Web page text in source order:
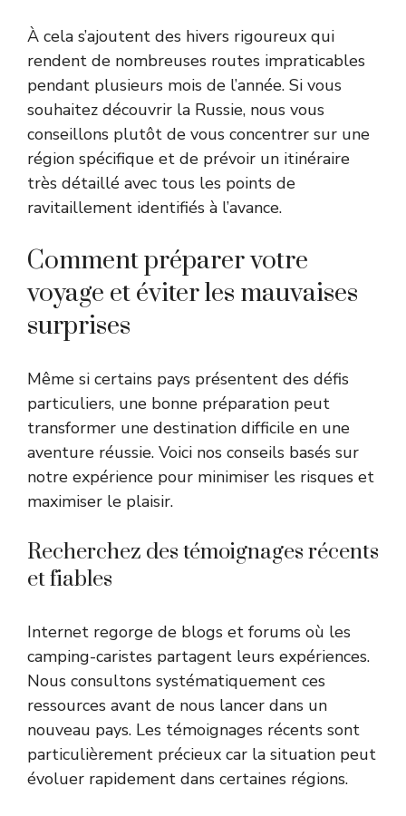
À cela s’ajoutent des hivers rigoureux qui
rendent de nombreuses routes impraticables
pendant plusieurs mois de l’année. Si vous
souhaitez découvrir la Russie, nous vous
conseillons plutôt de vous concentrer sur une
région spécifique et de prévoir un itinéraire
très détaillé avec tous les points de
ravitaillement identifiés à l’avance.
Comment préparer votre
voyage et éviter les mauvaises
surprises
Même si certains pays présentent des défis
particuliers, une bonne préparation peut
transformer une destination difficile en une
aventure réussie. Voici nos conseils basés sur
notre expérience pour minimiser les risques et
maximiser le plaisir.
Recherchez des témoignages récents
et fiables
Internet regorge de blogs et forums où les
camping-caristes partagent leurs expériences.
Nous consultons systématiquement ces
ressources avant de nous lancer dans un
nouveau pays. Les témoignages récents sont
particulièrement précieux car la situation peut
évoluer rapidement dans certaines régions.